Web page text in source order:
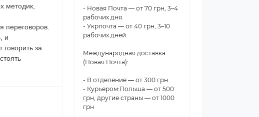
методик,
переговоров.
и
за
- Новая Почта — от 70 грн, 3–4
рабочих дня.
- Укрпочта — от 40 грн, 3–10
рабочих дней.
Международная доставка
(Новая Почта):
- В отделение — от 300 грн
- Курьером:Польша — от 500
грн, другие страны — от 1000
грн